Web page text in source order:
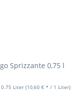
Sprizzante 0,75 l
0.75 Liter (10,60 € * / 1 Liter)